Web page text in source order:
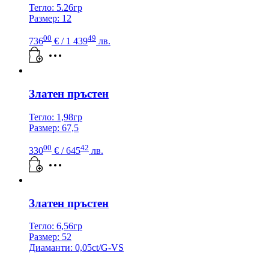
Тегло: 5.26гр
Размер: 12
73600 € / 1 43949 лв.
Златен пръстен
Тегло: 1,98гр
Размер: 67,5
33000 € / 64542 лв.
Златен пръстен
Тегло: 6,56гр
Размер: 52
Диаманти: 0,05ct/G-VS